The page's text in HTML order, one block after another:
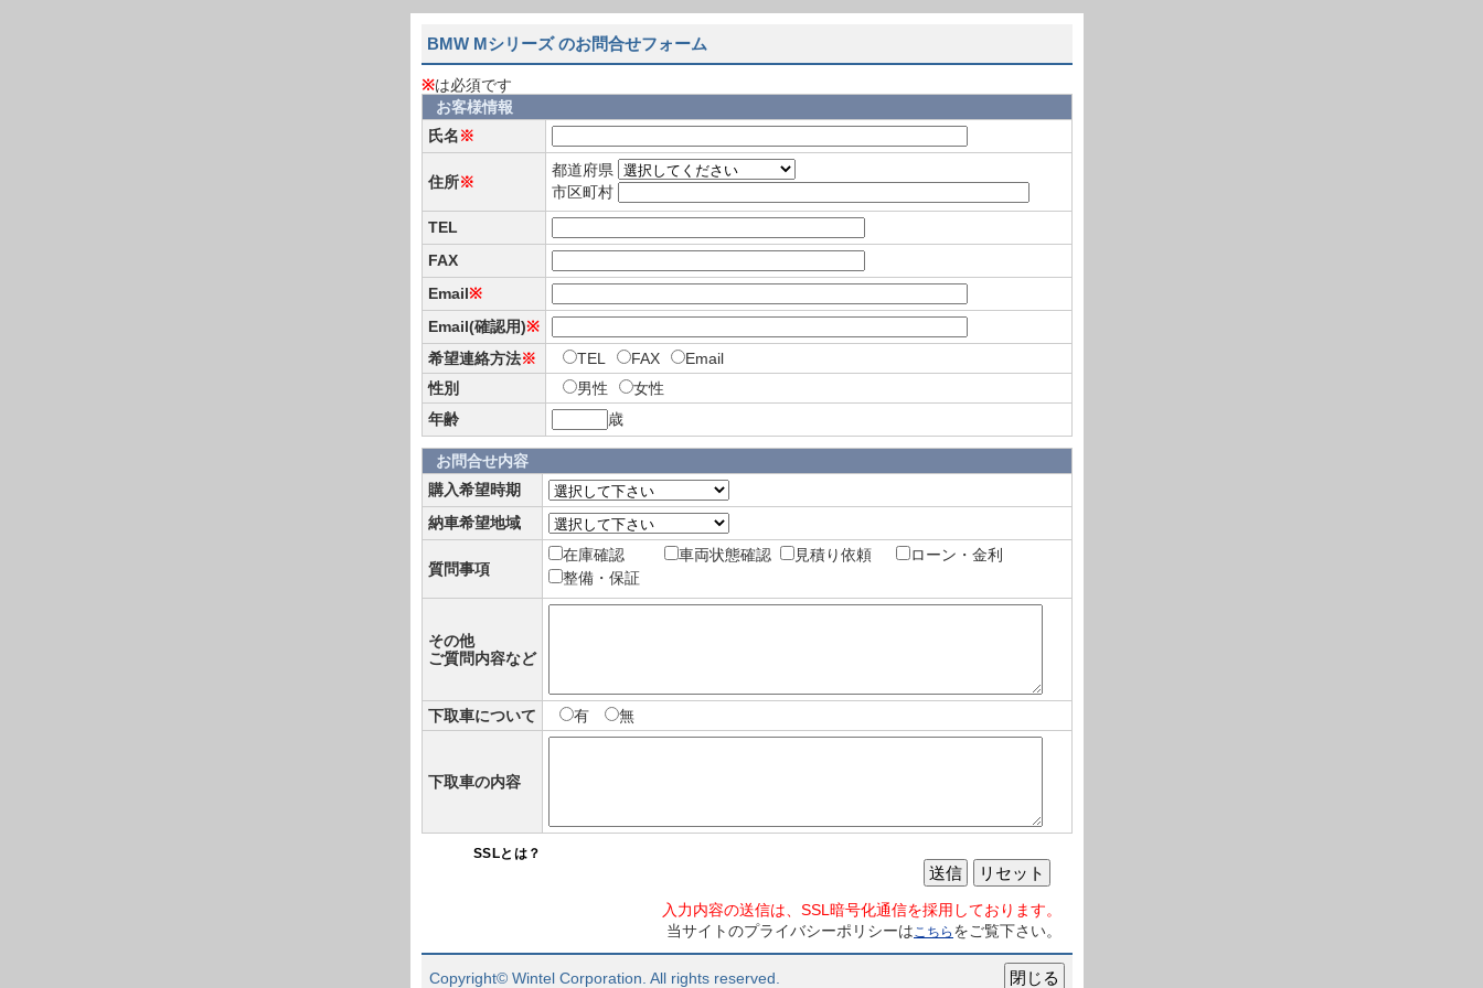
BMW Mシリーズ のお問合せフォーム
※は必須です
お客様情報
氏名※
住所※
都道府県
市区町村
TEL
FAX
Email※
Email(確認用)※
希望連絡方法※ TEL FAX
Email
性別
男性
女性
年齢
歳
お問合せ内容
購入希望時期
納車希望地域
質問事項
在庫確認 車両状態確認 見積り依頼
ローン・金利
整備・保証
その他
ご質問内容など
下取車について 有 無
下取車の内容
SSLとは？
リセット
送信
入力内容の送信は、SSL暗号化通信を採用しております。
当サイトのプライバシーポリシーはこちら をご覧下さい。
Copyright© Wintel Corporation. All rights reserved.